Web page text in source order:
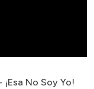
No Soy Yo!